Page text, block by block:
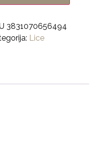
3831070656494
Lice